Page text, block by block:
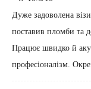
Дуже задоволена
поставив пломби та
Працює швидко й
професіоналізм.